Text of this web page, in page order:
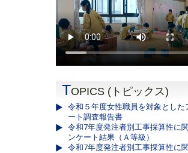
TOPICS (トピックス)
令和５年度女性職員を対象とした
ート調査報告書
令和7年度発注者別工事採算性に
ンケート結果（Ａ等級）
令和7年度発注者別工事採算性に